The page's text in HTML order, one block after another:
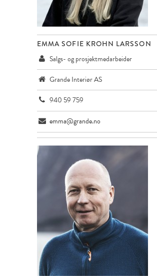
EMMA SOFIE KROHN LARSSON
Salgs- og prosjektmedarbeider
Grande Interiør AS
940 59 759
emma@grande.no